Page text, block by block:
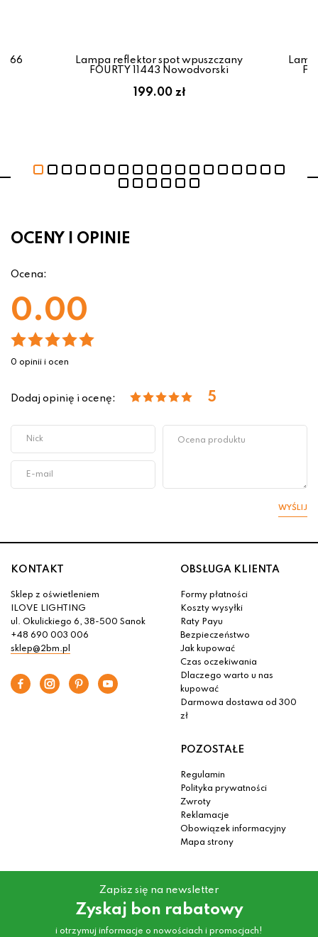
Lampa reflektor spot wpuszczany
FOURTY 11443 Nowodvorski
199.00 zł
OCENY I OPINIE
Ocena:
0.00
0 opinii i ocen
Dodaj opinię i ocenę: 5
WYŚLIJ
KONTAKT
Sklep z oświetleniem
ILOVE LIGHTING
ul. Okulickiego 6, 38-500 Sanok
+48 690 003 006
sklep@2bm.pl
OBSŁUGA KLIENTA
Formy płatności
Koszty wysyłki
Raty Payu
Bezpieczeństwo
Jak kupować
Czas oczekiwania
Dlaczego warto u nas
kupować
Darmowa dostawa od 300
zł
POZOSTAŁE
Regulamin
Polityka prywatności
Zwroty
Reklamacje
Obowiązek informacyjny
Mapa strony
Zapisz się na newsletter
Zyskaj bon rabatowy
i otrzymuj informacje o nowościach i promocjach!